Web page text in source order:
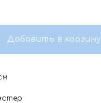
Добавить в корзину